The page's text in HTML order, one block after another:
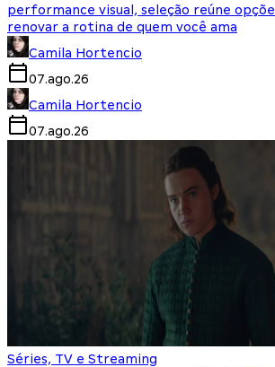
performance visual, seleção reúne
renovar a rotina de quem você ama
Camila Hortencio
07.ago.26
Camila Hortencio
07.ago.26
Séries, TV e Streaming